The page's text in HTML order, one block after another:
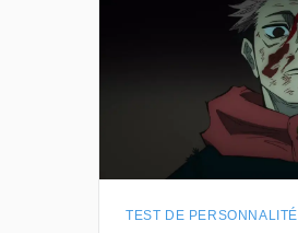
TEST DE PERSONNALITÉ